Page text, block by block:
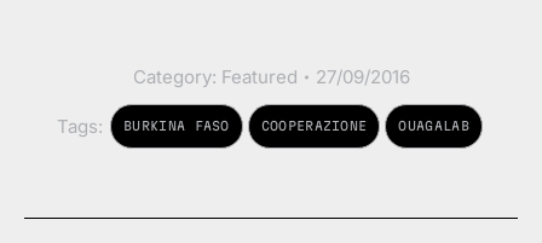
Category: Featured 27/09/2016
Tags: BURKINA FASO COOPERAZIONE OUAGALAB